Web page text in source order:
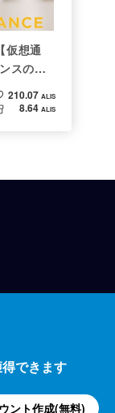
仮想通
スの使
210.07 ALIS
8.64 ALIS
できます
ント作成(無料)